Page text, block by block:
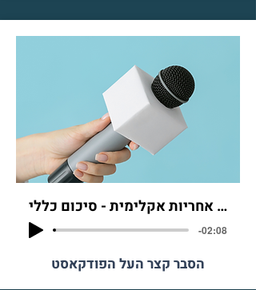
תו אחריות אקלימית - סיכום כללי
-02:08
הסבר קצר העל הפודקאסט